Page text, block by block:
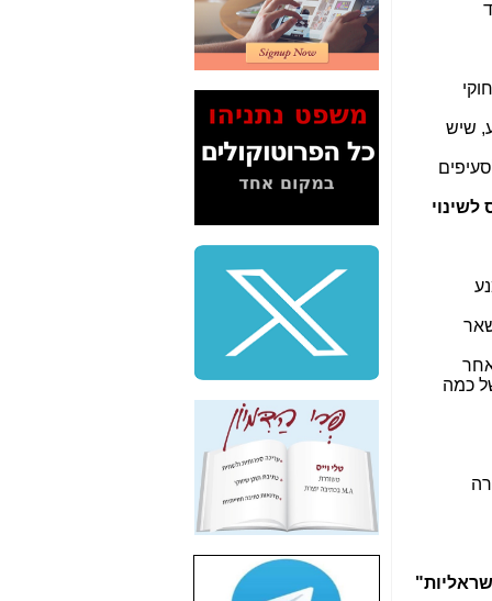
שיש
לשינוי
כמה
2" על תעלולי השר
משה כחלון -כאן
המשך חשיפת הבלוף
ששמו "מהפיכת
הסלולר" ואיך מסרסים
כאן
סיכום ביקור בסיליקון
משקיעות ומפתחות
באותם תחומים -כאן
שלמה פילבר (עד
לאחרונה מנכ"ל משרד
התקשורת) - עד
מדינה? הצחקתם
"יש אפליה בחקירה"?
חשיפה: למה השר
משה כחלון לא נחקר
עד היום? -
כאן
חשיפת חשד לשחיתות
הדומה לזו של "תיק
הסלולר -כאן